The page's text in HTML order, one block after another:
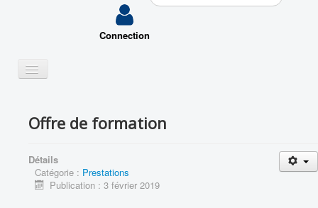
Connection
Basculer
la
VOS PROJETS
VOUS ACCOMPAGNER
Offre de formation
Détails
Catégorie : Prestations
Publication : 3 février 2019